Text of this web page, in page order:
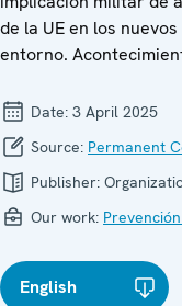
de la UE en los
entorno.
Date: 3 April 2025
Source: Permanent
Publisher:
Our work:
English